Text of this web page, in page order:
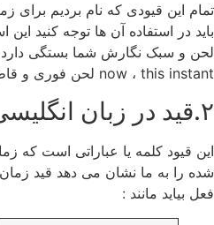
تمام این قیودی که نام بردیم برای
باید در استفاده آن ها توجه کنید
now ، this instant لحن فوری و قاطع تری دارند .
۲.قید در زبان انگلیسی ، زمان گذشته :
این قیود کلمه یا عباراتی است که
شده را به ما نشان می دهد قید زمان
فعل بیاید مانند :